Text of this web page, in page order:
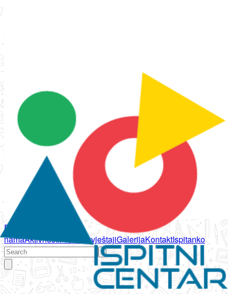
Početna
namaAktivnostiPropisi IzvještajiGalerijaKontaktIspitanko